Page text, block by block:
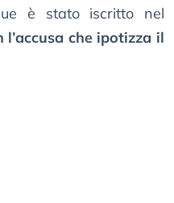
è stato iscritto nel
l’accusa che ipotizza il